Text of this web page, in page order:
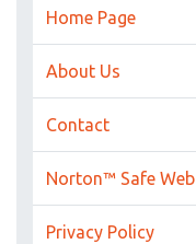
Home Page
About Us
Contact
Norton™ Safe Web
Privacy Policy